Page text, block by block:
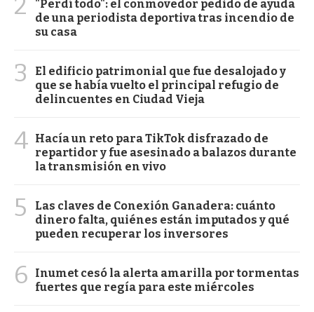
"Perdí todo": el conmovedor pedido de ayuda
de una periodista deportiva tras incendio de
su casa
3
El edificio patrimonial que fue desalojado y
que se había vuelto el principal refugio de
delincuentes en Ciudad Vieja
4 Hacía un reto para TikTok disfrazado de
repartidor y fue asesinado a balazos durante
la transmisión en vivo
5
Las claves de Conexión Ganadera: cuánto
dinero falta, quiénes están imputados y qué
pueden recuperar los inversores
6
Inumet cesó la alerta amarilla por tormentas
fuertes que regía para este miércoles